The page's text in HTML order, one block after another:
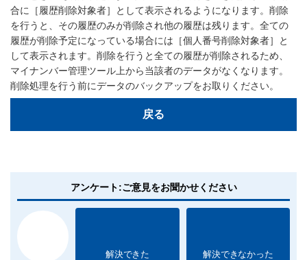
合に［履歴削除対象者］として表示されるようになります。削除
を行うと、その履歴のみが削除され他の履歴は残ります。全ての
履歴が削除予定になっている場合には［個人番号削除対象者］と
して表示されます。削除を行うと全ての履歴が削除されるため、
マイナンバー管理ツール上から当該者のデータがなくなります。
削除処理を行う前にデータのバックアップをお取りください。
戻る
アンケート:ご意見をお聞かせください
解決できた 解決できなかった